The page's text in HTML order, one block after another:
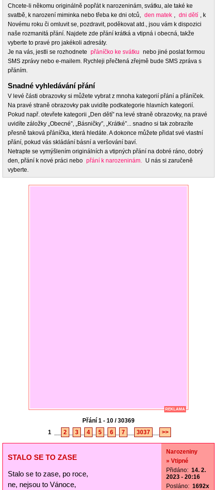
Chcete-li někomu originálně popřát k narozeninám, svátku, ale také ke
svatbě, k narození miminka nebo třeba ke dni otců, den matek , dni dětí , k
Novému roku či omluvit se, pozdravit, poděkovat atd., jsou vám k dispozici
naše rozmanitá přání. Najdete zde přání krátká a vtipná i obecná, takže
vyberte to pravé pro jakékoli adresáty.
Je na vás, jestli se rozhodnete přáníčko ke svátku nebo jiné poslat formou
SMS zprávy nebo e-mailem. Rychleji přečtená zřejmě bude SMS zpráva s
přáním.
Snadné vyhledávání přání
V levé části obrazovky si můžete vybrat z mnoha kategorií přání a přáníček.
Na pravé straně obrazovky pak uvidíte podkategorie hlavních kategorií.
Pokud např. otevřete kategorii „Den dětí” na levé straně obrazovky, na pravé
uvidíte záložky „Obecné”, „Básničky”, „Krátké”... snadno si tak zobrazíte
přesně taková přáníčka, která hledáte. A dokonce můžete přidat své vlastní
přání, pokud vás skládání básní a veršování baví.
Netrapte se vymýšlením originálních a vtipných přání na dobré ráno, dobrý
den, přání k nové práci nebo přání k narozeninám. U nás si zaručeně
vyberte.
REKLAMA
Přání 1 - 10 / 30369
1
2 3 4 5 6 7 3037 >>
STALO SE TO ZASE
Stalo se to zase, po roce,
ne, nejsou to Vánoce,
Narozeniny
» Vtipné
Přidáno: 14. 2.
2023 - 20:16
Posláno: 1692x